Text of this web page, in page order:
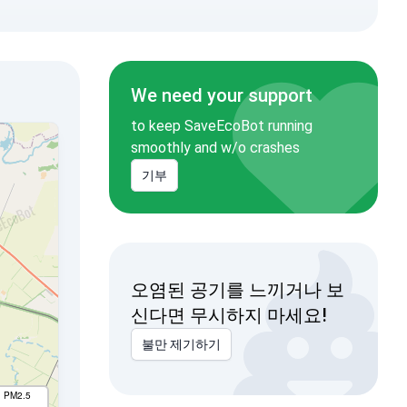
PM2.5
We need your support
to keep SaveEcoBot running
smoothly and w/o crashes
기부
오염된 공기를 느끼거나 보
신다면 무시하지 마세요!
불만 제기하기